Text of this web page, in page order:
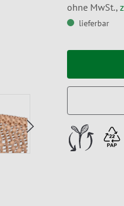
ohne MwSt.,
lieferbar